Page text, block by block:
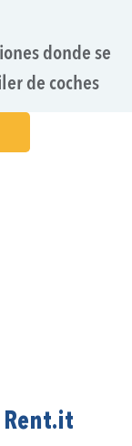
donde se
de coches
Rent.it